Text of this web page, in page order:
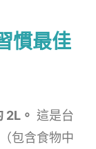
慣最佳
2L。 這是台
包含食物中